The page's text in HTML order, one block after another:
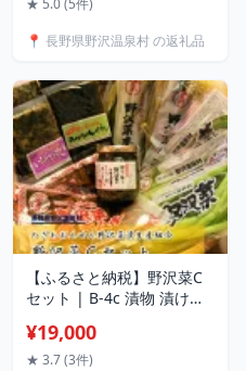
みやげ 長野県 野沢温泉村
★ 5.0 (5件)
📍 長野県野沢温泉村 の返礼品
【ふるさと納税】野沢菜C
セット | B-4c 漬物 漬け物
瓶詰め 佃煮 つくだ煮 キム
チ 長野県 野沢温泉村 信州
¥19,000
★ 3.7 (3件)